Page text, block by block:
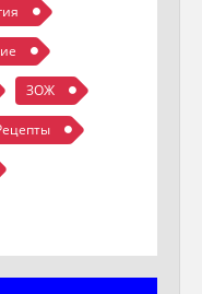
ЗОЖ